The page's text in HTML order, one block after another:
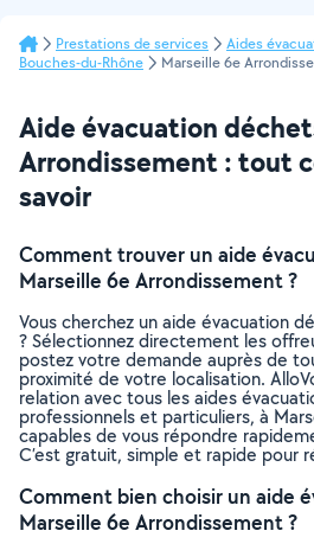
Prestations de services
Aides
Bouches-du-Rhône
Marseille 6e
Aide évacuation
Arrondissement : tout
savoir
Comment trouver un aide
Marseille 6e Arrondissement ?
Vous cherchez un aide évacuation
? Sélectionnez directement les
postez votre demande auprès de
proximité de votre localisation.
relation avec tous les aides
professionnels et particuliers, à
capables de vous répondre
C’est gratuit, simple et rapide pour
Comment bien choisir un aide
Marseille 6e Arrondissement ?